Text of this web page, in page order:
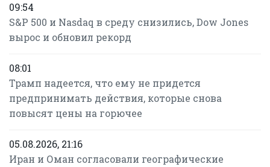
09:54
S&P 500 и Nasdaq в среду снизились, Dow Jones
вырос и обновил рекорд
08:01
Трамп надеется, что ему не придется
предпринимать действия, которые снова
повысят цены на горючее
05.08.2026, 21:16
Иран и Оман согласовали географические